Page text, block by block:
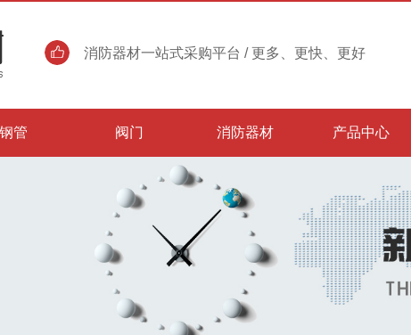
消防器材一站式采购平台 / 更多、更快、更好
钢管 阀门 消防器材 产品中心